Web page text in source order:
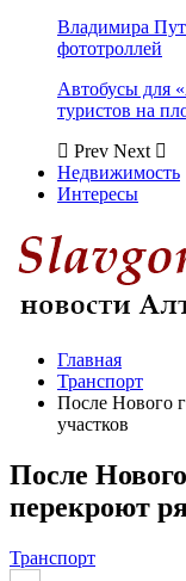
Владимира
фототроллей
Автобусы для
туристов на
Prev Next
Недвижимость
Интересы
Главная
Транспорт
После Нового
участков
После
перекроют
Транспорт